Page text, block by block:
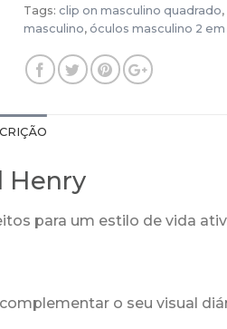
Tags: clip on masculino quadrado,
masculino, óculos masculino 2 em
Henry
para um estilo de vida
o seu visual